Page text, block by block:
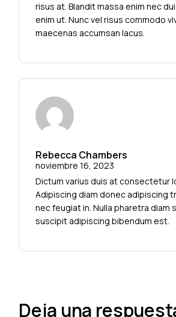
risus at. Blandit massa enim nec
enim ut. Nunc vel risus commodo
maecenas accumsan lacus.
Rebecca Chambers
noviembre 16, 2023
Dictum varius duis at consectetur
Adipiscing diam donec adipiscing
nec feugiat in. Nulla pharetra diam
suscipit adipiscing bibendum est.
Deja una